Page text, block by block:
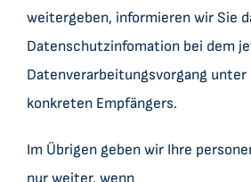
weitergeben, informieren wir Sie
Datenschutzinfomation bei dem
Datenverarbeitungsvorgang unter
konkreten Empfängers.
Im Übrigen geben wir Ihre